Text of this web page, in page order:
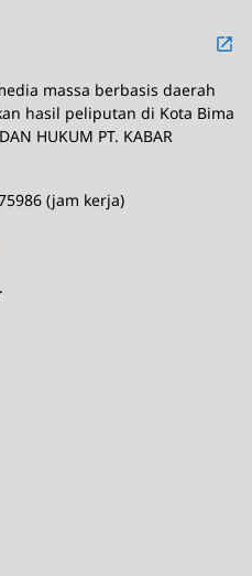
massa berbasis daerah
hasil peliputan di Kota Bima
HUKUM PT. KABAR
(jam kerja)